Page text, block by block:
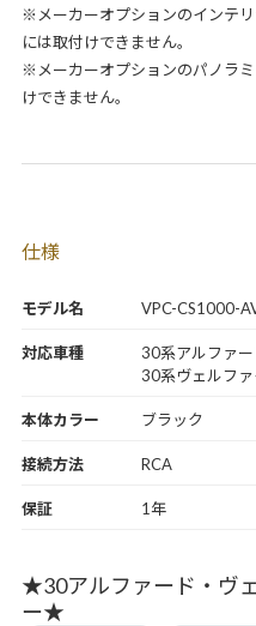
モデル名 VPC-CS1000-
※メーカーオプションのインテ
には取付けできません。
※メーカーオプションのパノラ
けできません。
仕様
対応車種
30系アルファー
30系ヴェルファ
本体カラー ブラック
接続方法 RCA
保証 1年
★30アルファード・ヴ
ー★